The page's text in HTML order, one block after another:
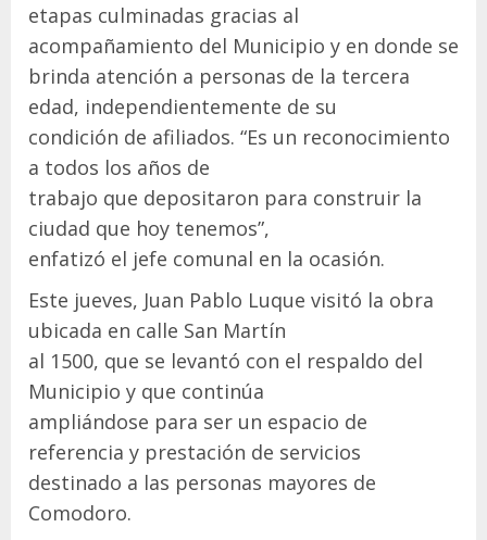
etapas culminadas gracias al
acompañamiento del Municipio y en donde se
brinda atención a personas de la tercera
edad, independientemente de su
condición de afiliados. “Es un reconocimiento
a todos los años de
trabajo que depositaron para construir la
ciudad que hoy tenemos”,
enfatizó el jefe comunal en la ocasión.
Este jueves, Juan Pablo Luque visitó la obra
ubicada en calle San Martín
al 1500, que se levantó con el respaldo del
Municipio y que continúa
ampliándose para ser un espacio de
referencia y prestación de servicios
destinado a las personas mayores de
Comodoro.